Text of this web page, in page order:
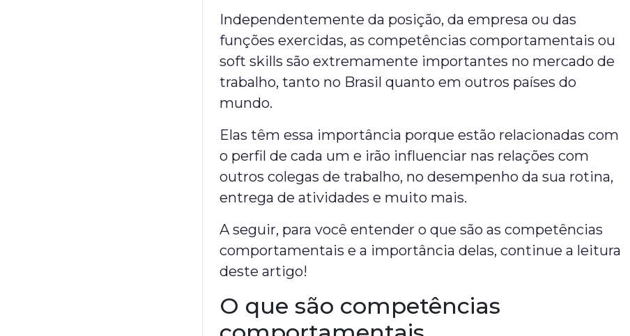
Independentemente da posição, da empresa ou das
funções exercidas, as competências comportamentais ou
soft skills são extremamente importantes no mercado de
trabalho, tanto no Brasil quanto em outros países do
mundo.
Elas têm essa importância porque estão relacionadas com
o perfil de cada um e irão influenciar nas relações com
outros colegas de trabalho, no desempenho da sua rotina,
entrega de atividades e muito mais.
A seguir, para você entender o que são as competências
comportamentais e a importância delas, continue a leitura
deste artigo!
O que são competências